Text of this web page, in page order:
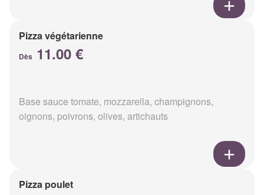
Pizza végétarienne
Dès 11.00 €
Base sauce tomate, mozzarella, champignons,
oignons, poivrons, olives, artichauts
Pizza poulet